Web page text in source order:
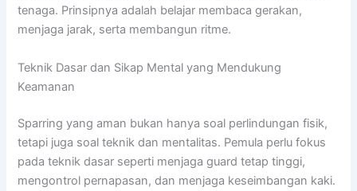
tenaga. Prinsipnya adalah belajar membaca gerakan,
menjaga jarak, serta membangun ritme.
Teknik Dasar dan Sikap Mental yang Mendukung
Keamanan
Sparring yang aman bukan hanya soal perlindungan fisik,
tetapi juga soal teknik dan mentalitas. Pemula perlu fokus
pada teknik dasar seperti menjaga guard tetap tinggi,
mengontrol pernapasan, dan menjaga keseimbangan kaki.